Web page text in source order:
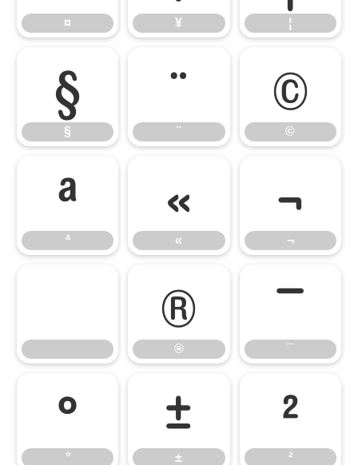
¤ ¥ ¦
§
§ ¨
¨ ©
©
ª
ª «
« ¬
¬
®
® ¯
¯
°
° ±
± ²
²